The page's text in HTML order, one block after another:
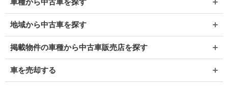
車種から中古車を探す
地域から中古車を探す
掲載物件の車種から中古車販売店を探す
車を売却する